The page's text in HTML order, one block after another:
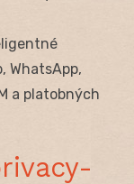
WhatsApp,
a platobných